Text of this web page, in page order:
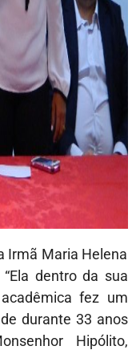
Irmã Maria Helena
dentro da sua
fez um
durante 33 anos
Hipólito,